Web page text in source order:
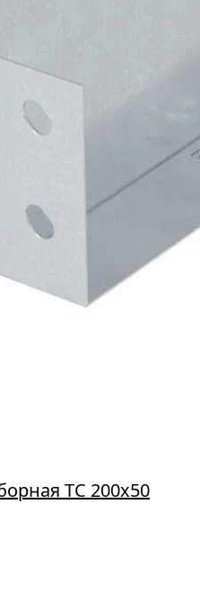
TC 200х50